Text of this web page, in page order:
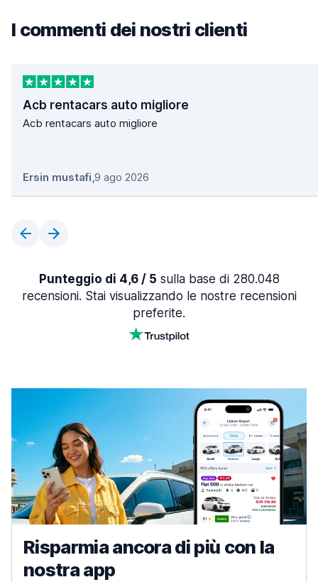
I commenti dei nostri clienti
Acb rentacars auto migliore
Acb rentacars auto migliore
Ersin mustafi,9 ago 2026
Punteggio di 4,6 / 5 sulla base di 280.048
recensioni. Stai visualizzando le nostre recensioni
preferite.
Risparmia ancora di più con la
nostra app